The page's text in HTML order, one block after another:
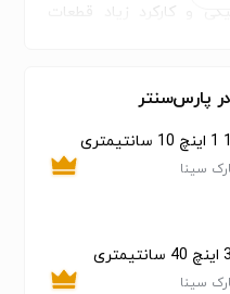
و کارکرد زیاد قطعات
برقی و عدم سرویس
فرسوده پولساتور برقی
دوره ای منظم منجر به
پارس‌سنتر
سینا
سینا